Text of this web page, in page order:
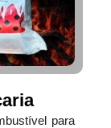
para